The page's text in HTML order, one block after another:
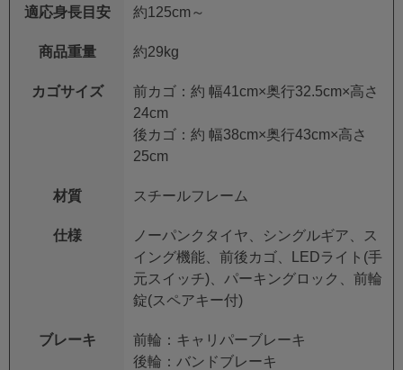
適応身長目安 約125cm～
商品重量 約29kg
カゴサイズ
前カゴ：約 幅41cm×奥行32.5cm×高さ
24cm
後カゴ：約 幅38cm×奥行43cm×高さ
25cm
材質 スチールフレーム
仕様
ノーパンクタイヤ、シングルギア、ス
イング機能、前後カゴ、LEDライト(手
元スイッチ)、パーキングロック、前輪
錠(スペアキー付)
ブレーキ
前輪：キャリパーブレーキ
後輪：バンドブレーキ